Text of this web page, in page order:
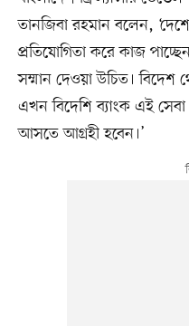
তানজিবা রহমান বলেন,
প্রতিযোগিতা করে কাজ
সম্মান দেওয়া উচিত। বিদেশ
এখন বিদেশি ব্যাংক এই
আসতে আগ্রহী হবেন।’